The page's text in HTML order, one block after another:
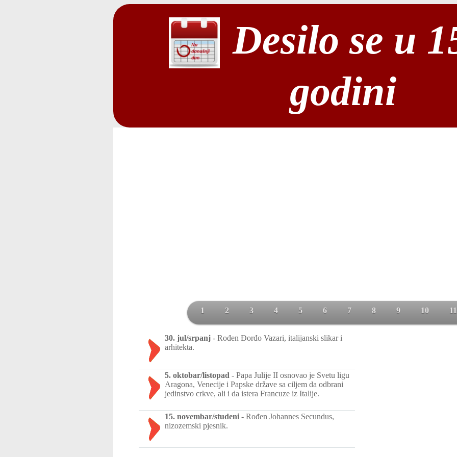
Desilo se u
godini
1 2 3 4 5 6 7 8 9 10 11
30. jul/srpanj - Rođen Đorđo Vazari, italijanski slikar i
arhitekta.
5. oktobar/listopad - Papa Julije II osnovao je Svetu ligu
Aragona, Venecije i Papske države sa ciljem da odbrani
jedinstvo crkve, ali i da istera Francuze iz Italije.
15. novembar/studeni - Rođen Johannes Secundus,
nizozemski pjesnik.